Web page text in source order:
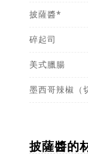
披薩醬*
碎起司
美式臘腸
墨西哥辣椒（
披薩醬的